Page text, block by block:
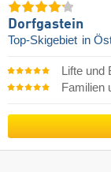
Dorfgastein
Top-Skigebiet in
Lifte und
Familien